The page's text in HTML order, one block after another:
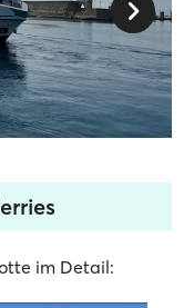
im Detail: